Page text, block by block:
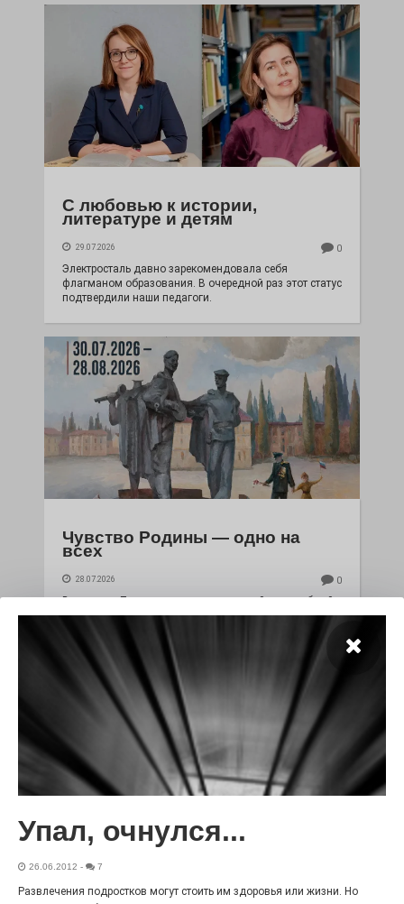
С любовью к истории,
литературе и детям
29.07.2026 0
Электросталь давно зарекомендовала себя
флагманом образования. В очередной раз этот статус
подтвердили наши педагоги.
Чувство Родины — одно на
всех
28.07.2026 0
Выставка «Палитра героизма» — новый масштабный
проект, на который электростальцев приглашает к
«Районы-кварталы»
Упал, очнулся...
26.06.2012 - 7
Развлечения подростков могут стоить им здоровья или жизни. Но